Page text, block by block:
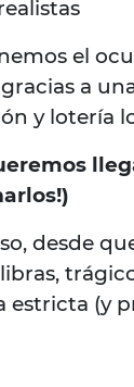
el
a
y lotería
desde
estricta (y